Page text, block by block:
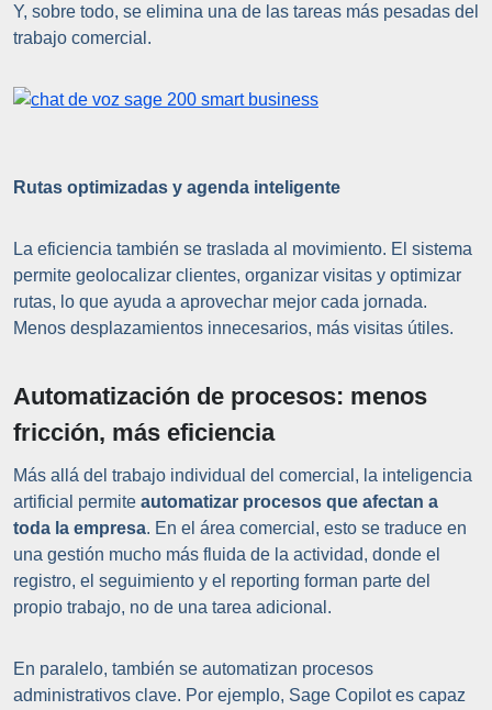
Y, sobre todo, se elimina una de las tareas más pesadas del
trabajo comercial.
Rutas optimizadas y agenda inteligente
La eficiencia también se traslada al movimiento. El sistema
permite geolocalizar clientes, organizar visitas y optimizar
rutas, lo que ayuda a aprovechar mejor cada jornada.
Menos desplazamientos innecesarios, más visitas útiles.
Automatización de procesos: menos
fricción, más eficiencia
Más allá del trabajo individual del comercial, la inteligencia
artificial permite automatizar procesos que afectan a
toda la empresa. En el área comercial, esto se traduce en
una gestión mucho más fluida de la actividad, donde el
registro, el seguimiento y el reporting forman parte del
propio trabajo, no de una tarea adicional.
En paralelo, también se automatizan procesos
administrativos clave. Por ejemplo, Sage Copilot es capaz